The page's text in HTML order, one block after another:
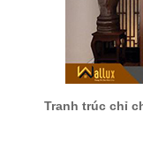
Tranh trúc chỉ